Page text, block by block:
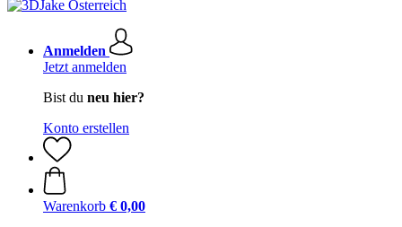
Anmelden
Jetzt anmelden
Bist du neu hier?
Konto erstellen
Warenkorb € 0,00